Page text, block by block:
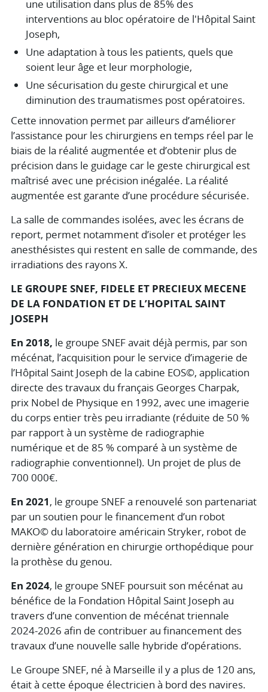
une utilisation dans plus de 85% des
interventions au bloc opératoire de l'Hôpital Saint
Joseph,
Une adaptation à tous les patients, quels que
soient leur âge et leur morphologie,
Une sécurisation du geste chirurgical et une
diminution des traumatismes post opératoires.
Cette innovation permet par ailleurs d’améliorer
l’assistance pour les chirurgiens en temps réel par le
biais de la réalité augmentée et d’obtenir plus de
précision dans le guidage car le geste chirurgical est
maîtrisé avec une précision inégalée. La réalité
augmentée est garante d’une procédure sécurisée.
La salle de commandes isolées, avec les écrans de
report, permet notamment d’isoler et protéger les
anesthésistes qui restent en salle de commande, des
irradiations des rayons X.
LE GROUPE SNEF, FIDELE ET PRECIEUX MECENE
DE LA FONDATION ET DE L’HOPITAL SAINT
JOSEPH
En 2018, le groupe SNEF avait déjà permis, par son
mécénat, l’acquisition pour le service d’imagerie de
l’Hôpital Saint Joseph de la cabine EOS©, application
directe des travaux du français Georges Charpak,
prix Nobel de Physique en 1992, avec une imagerie
du corps entier très peu irradiante (réduite de 50 %
par rapport à un système de radiographie
numérique et de 85 % comparé à un système de
radiographie conventionnel). Un projet de plus de
700 000€.
En 2021, le groupe SNEF a renouvelé son partenariat
par un soutien pour le financement d’un robot
MAKO© du laboratoire américain Stryker, robot de
dernière génération en chirurgie orthopédique pour
la prothèse du genou.
En 2024, le groupe SNEF poursuit son mécénat au
bénéfice de la Fondation Hôpital Saint Joseph au
travers d’une convention de mécénat triennale
2024-2026 afin de contribuer au financement des
travaux d’une nouvelle salle hybride d’opérations.
Le Groupe SNEF, né à Marseille il y a plus de 120 ans,
était à cette époque électricien à bord des navires.